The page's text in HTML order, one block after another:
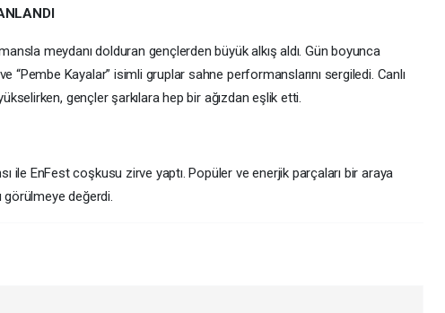
meydanı dolduran gençlerden büyük alkış aldı. Gün boyunca
“Pembe Kayalar” isimli gruplar sahne performanslarını sergiledi. Canlı
gençler şarkılara hep bir ağızdan eşlik etti.
ile EnFest coşkusu zirve yaptı. Popüler ve enerjik parçaları bir araya
değerdi.